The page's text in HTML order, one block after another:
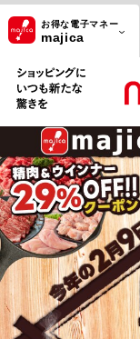
お得な電子マネー
majica